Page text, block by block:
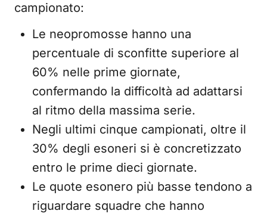
campionato:
Le neopromosse hanno una
percentuale di sconfitte superiore al
60% nelle prime giornate,
confermando la difficoltà ad adattarsi
al ritmo della massima serie.
Negli ultimi cinque campionati, oltre il
30% degli esoneri si è concretizzato
entro le prime dieci giornate.
Le quote esonero più basse tendono a
riguardare squadre che hanno